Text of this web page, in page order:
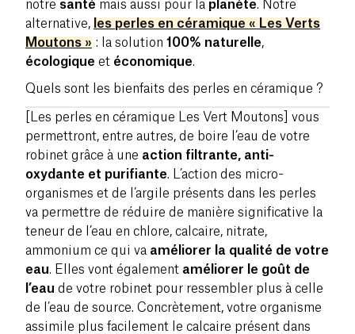
notre santé mais aussi pour la planète. Notre
alternative, les perles en céramique « Les Verts
Moutons » : la solution 100% naturelle,
écologique et économique.
Quels sont les bienfaits des perles en céramique ?
[Les perles en céramique Les Vert Moutons] vous
permettront, entre autres, de boire l’eau de votre
robinet grâce à une action filtrante, anti-
oxydante et purifiante. L’action des micro-
organismes et de l’argile présents dans les perles
va permettre de réduire de manière significative la
teneur de l’eau en chlore, calcaire, nitrate,
ammonium ce qui va améliorer la qualité de votre
eau. Elles vont également améliorer le goût de
l’eau de votre robinet pour ressembler plus à celle
de l’eau de source. Concrètement, votre organisme
assimile plus facilement le calcaire présent dans